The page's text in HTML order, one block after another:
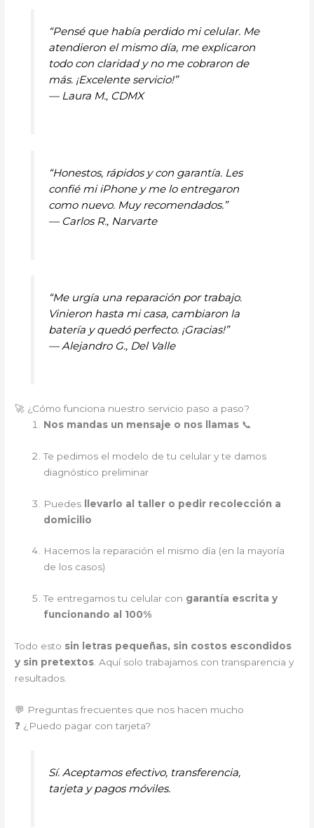
“Pensé que había perdido mi celular. Me
atendieron el mismo día, me explicaron
todo con claridad y no me cobraron de
más. ¡Excelente servicio!”
— Laura M., CDMX
“Honestos, rápidos y con garantía. Les
confié mi iPhone y me lo entregaron
como nuevo. Muy recomendados.”
— Carlos R., Narvarte
“Me urgía una reparación por trabajo.
Vinieron hasta mi casa, cambiaron la
batería y quedó perfecto. ¡Gracias!”
—Alejandro G., Del Valle
🚀 ¿Cómo funciona nuestro servicio paso a paso?
Nos mandas un mensaje o nos llamas 📞
Te pedimos el modelo de tu celular y te damos
diagnóstico preliminar
Puedes llevarlo al taller o pedir recolección a
domicilio
Hacemos la reparación el mismo día (en la mayoría
de los casos)
Te entregamos tu celular con garantía escrita y
funcionando al 100%
Todo esto sin letras pequeñas, sin costos escondidos
y sin pretextos . Aquí solo trabajamos con transparencia y
resultados.
💬 Preguntas frecuentes que nos hacen mucho
❓ ¿Puedo pagar con tarjeta?
Sí. Aceptamos efectivo, transferencia,
tarjeta y pagos móviles.